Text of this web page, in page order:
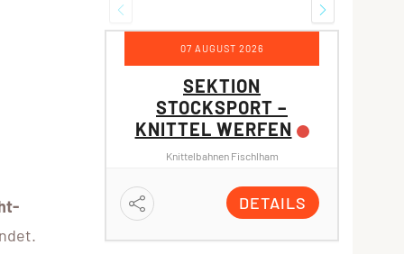
07 AUGUST 2026
SEKTION
STOCKSPORT –
KNITTEL WERFEN
Knittelbahnen Fischlham
DETAILS